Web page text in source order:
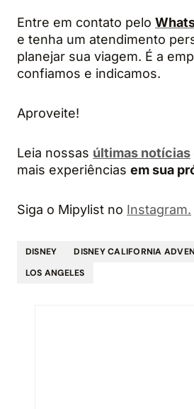
Entre em contato pelo
e tenha um atendimento
planejar sua viagem. É a
confiamos e indicamos.
Aproveite!
Leia nossas últimas notícias
mais experiências em sua
Siga o Mipylist no Instagram.
DISNEY DISNEY CALIFORNIA
LOS ANGELES